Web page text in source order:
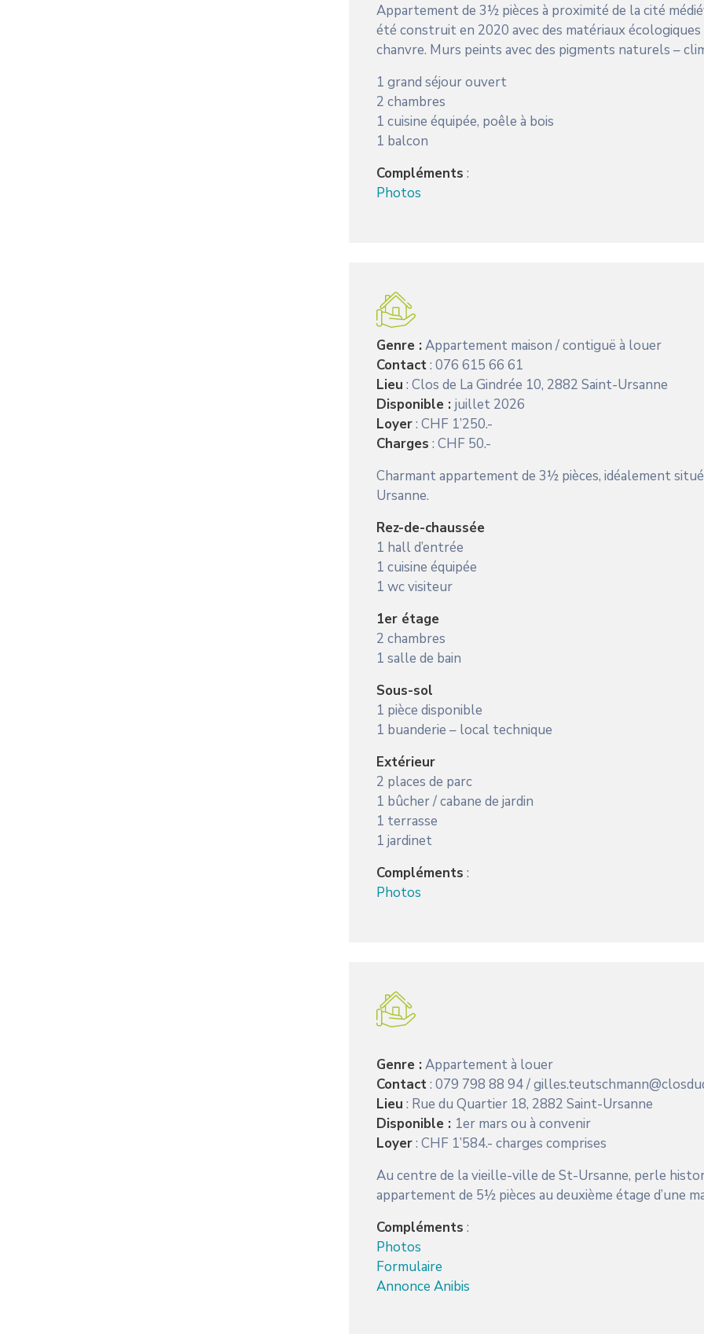
Appartement de 3½ pièces à proximité de la cité
été construit en 2020 avec des matériaux
chanvre. Murs peints avec des pigments naturels –
1 grand séjour ouvert
2 chambres
1 cuisine équipée, poêle à bois
1 balcon
Compléments :
Photos
Genre :Appartement maison / contiguë à louer
Contact: 076 615 66 61
Lieu : Clos de La Gindrée 10, 2882 Saint-Ursanne
Disponible : juillet 2026
Loyer: CHF 1’250.-
Charges : CHF 50.-
Charmant appartement de 3½ pièces, idéalement
Ursanne.
Rez-de-chaussée
1 hall d’entrée
1 cuisine équipée
1 wc visiteur
1er étage
2 chambres
1 salle de bain
Sous-sol
1 pièce disponible
1 buanderie – local technique
Extérieur
2 places de parc
1 bûcher / cabane de jardin
1 terrasse
1 jardinet
Compléments :
Photos
Genre :Appartement à louer
Contact: 079 798 88 94 /
Lieu : Rue du Quartier 18, 2882 Saint-Ursanne
Disponible : 1er mars ou à convenir
Loyer: CHF 1’584.- charges comprises
Au centre de la vieille-ville de St-Ursanne, perle
appartement de 5½ pièces au deuxième étage d’une
Compléments :
Photos
Formulaire
Annonce Anibis